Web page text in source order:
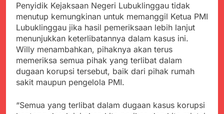
Penyidik Kejaksaan Negeri Lubuklinggau tidak
menutup kemungkinan untuk memanggil Ketua PMI
Lubuklinggau jika hasil pemeriksaan lebih lanjut
menunjukkan keterlibatannya dalam kasus ini.
Willy menambahkan, pihaknya akan terus
memeriksa semua pihak yang terlibat dalam
dugaan korupsi tersebut, baik dari pihak rumah
sakit maupun pengelola PMI.
“Semua yang terlibat dalam dugaan kasus korupsi